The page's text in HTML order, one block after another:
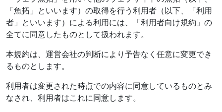
「魚拓」といいます）の取得を行う利用者（以下、「利用
者」といいます）による利用には、「利用者向け規約」の
全てに同意したものとして扱われます。
本規約は、運営会社の判断により予告なく任意に変更でき
るものとします。
利用者は変更された時点での内容に同意しているものとみ
なされ、利用者はこれに同意します。